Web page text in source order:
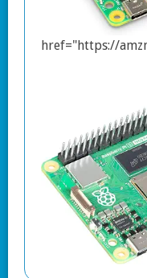
href="https://